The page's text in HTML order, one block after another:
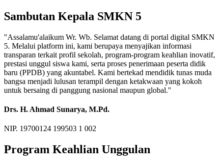
Sambutan Kepala SMKN 5
"Assalamu'alaikum Wr. Wb. Selamat datang di portal digital SMKN
5. Melalui platform ini, kami berupaya menyajikan informasi
transparan terkait profil sekolah, program-program keahlian inovatif,
prestasi unggul siswa kami, serta proses penerimaan peserta didik
baru (PPDB) yang akuntabel. Kami bertekad mendidik tunas muda
bangsa menjadi lulusan terampil dengan ketakwaan yang kokoh
untuk bersaing di panggung nasional maupun global."
Drs. H. Ahmad Sunarya, M.Pd.
NIP. 19700124 199503 1 002
Program Keahlian Unggulan